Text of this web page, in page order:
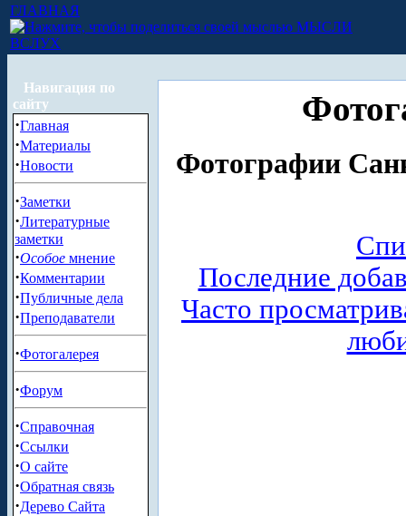
ГЛАВНАЯ
МЫСЛИ
ВСЛУХ
Навигация по
сайту
·Главная
·Материалы
·Новости
·Заметки
·Литературные
заметки
·Особое мнение
·Комментарии
·Публичные дела
·Преподаватели
·Фотогалерея
·Форум
·Справочная
·Ссылки
·О сайте
·Обратная связь
·Дерево Сайта
Фотографии
Последние
Часто